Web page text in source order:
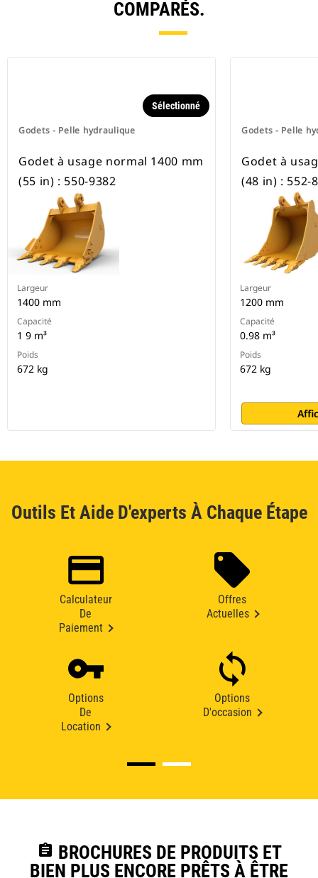
COMPARÉS.
Godets - Pelle hydraulique
Sélectionné
Godet à usage normal 1400 mm
(55 in) : 550-9382
Largeur
1400 mm
Capacité
1 9 m³
Poids
672 kg
Godets - Pelle
Godet à
(48 in) : 552-
Largeur
1200 mm
Capacité
0.98 m³
Poids
672 kg
Outils Et Aide D'experts À Chaque Étape
Calculateur
De
Paiement
Offres
Actuelles
Options
De
Location
Options
D'occasion
assignment BROCHURES DE PRODUITS ET
BIEN PLUS ENCORE PRÊTS À ÊTRE